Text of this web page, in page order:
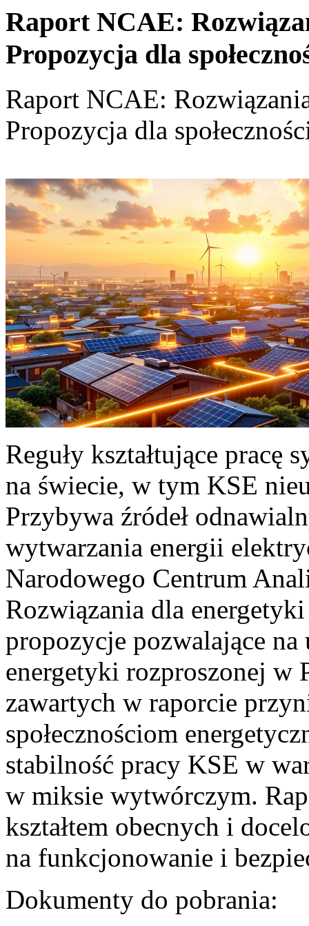
Raport NCAE:
Propozycja dla
Raport NCAE:
Propozycja dla
Reguły kształtujące pracę
na świecie, w tym KSE
Przybywa źródeł
wytwarzania energii
Narodowego Centrum
Rozwiązania dla
propozycje pozwalające
energetyki rozproszonej w
zawartych w raporcie
społecznościom
stabilność pracy KSE w
w miksie wytwórczym.
kształtem obecnych i
na funkcjonowanie i
Dokumenty do pobrania: